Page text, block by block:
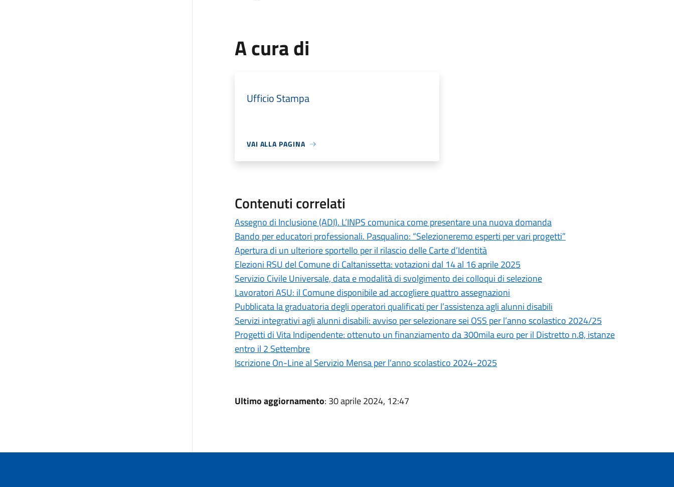
A cura di
Ufficio Stampa
VAI ALLA PAGINA
Contenuti correlati
Assegno di Inclusione (ADI). L’INPS comunica come presentare una nuova domanda
Bando per educatori professionali. Pasqualino: “Selezioneremo esperti per vari progetti”
Apertura di un ulteriore sportello per il rilascio delle Carte d’Identità
Elezioni RSU del Comune di Caltanissetta: votazioni dal 14 al 16 aprile 2025
Servizio Civile Universale, data e modalità di svolgimento dei colloqui di selezione
Lavoratori ASU: il Comune disponibile ad accogliere quattro assegnazioni
Pubblicata la graduatoria degli operatori qualificati per l’assistenza agli alunni disabili
Servizi integrativi agli alunni disabili: avviso per selezionare sei OSS per l’anno scolastico 2024/25
Progetti di Vita Indipendente: ottenuto un finanziamento da 300mila euro per il Distretto n.8, istanze
entro il 2 Settembre
Iscrizione On-Line al Servizio Mensa per l’anno scolastico 2024-2025
Ultimo aggiornamento: 30 aprile 2024, 12:47